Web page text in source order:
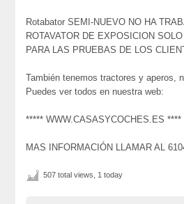
Rotabator SEMI-NUEVO NO HA
ROTAVATOR DE EXPOSICION
PARA LAS PRUEBAS DE LOS
También tenemos tractores y aperos,
Puedes ver todos en nuestra web:
***** WWW.CASASYCOCHES.ES ****
MAS INFORMACIÓN LLAMAR AL
507 total views, 1 today